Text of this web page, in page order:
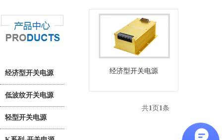
经济型开关电源
低波纹开关电源
轻型开关电源
经济型开关电源
共1页 1条